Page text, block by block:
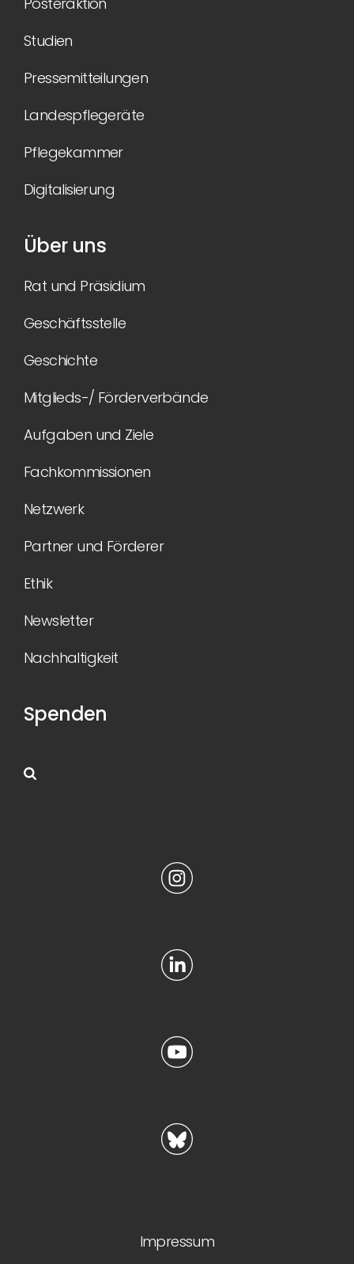
Studien
Pressemitteilungen
Landespflegeräte
Pflegekammer
Digitalisierung
Über uns
Rat und Präsidium
Geschäftsstelle
Geschichte
Mitglieds-/ Förderverbände
Aufgaben und Ziele
Fachkommissionen
Netzwerk
Partner und Förderer
Ethik
Newsletter
Nachhaltigkeit
Spenden
Impressum